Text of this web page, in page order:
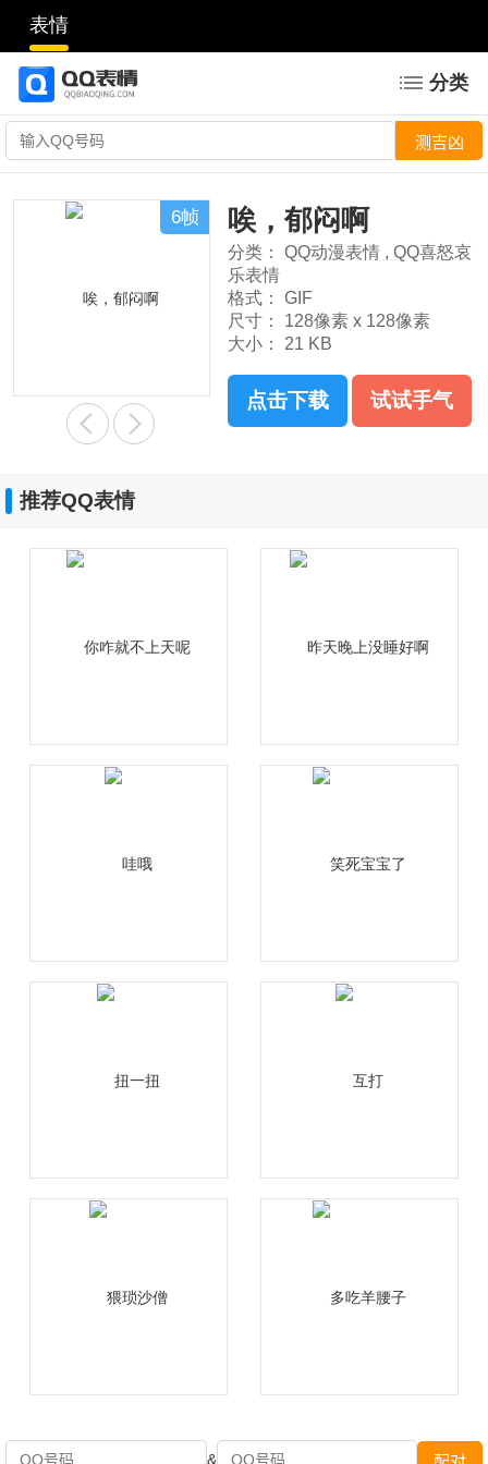
表情
分类
6帧 唉，郁闷啊
分类： QQ动漫表情 , QQ喜怒哀
乐表情
格式：
GIF
尺寸：
128像素 x 128像素
大小：
21 KB
点击下载 试试手气
推荐QQ表情